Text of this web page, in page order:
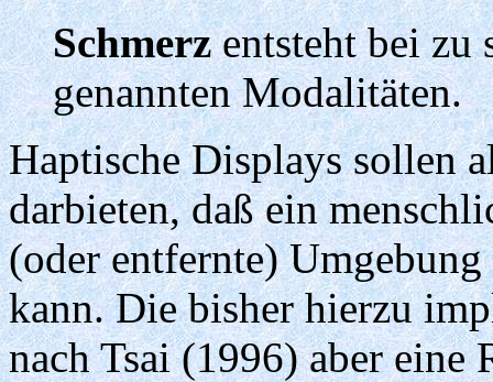
Schmerzentsteht bei zu
genannten Modalitäten.
Haptische Displays sollen
darbieten, daß ein
(oder entfernte)
kann. Die bisher hierzu
nach Tsai (1996) aber eine